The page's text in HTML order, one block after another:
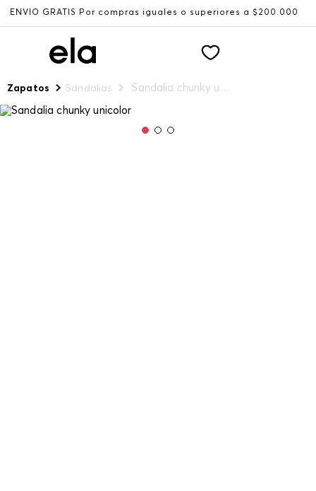
Por compras iguales o superiores a $200.000
Zapatos Sandalias Sandalia chunky unicolor